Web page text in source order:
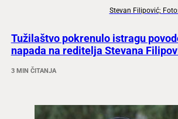
Stevan Filipović;
Tužilaštvo pokrenulo istragu
napada na reditelja Stevana
3 MIN ČITANJA